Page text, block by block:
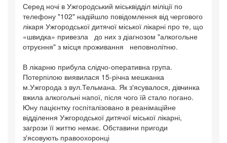
Серед ночі в Ужгородський міськвідділ міліції по
телефону "102" надійшло повідомлення від чергового
лікаря Ужгородської дитячої міської лікарні про те, що
«швидка» привезла до них з діагнозом "алкогольне
отруєння" з місця проживання неповнолітню.
В лікарню прибула слідчо-оперативна група.
Потерпілою виявилася 15-річна мешканка
м.Ужгорода з вул.Тельмана. Як з′ясувалося, дівчинка
вжила алкогольні напої, після чого їй стало погано.
Юну пацієнтку госпіталізовано в реанімаційне
відділення Ужгородської дитячої міської лікарні,
загрози її життю немає. Обставини пригоди
з′ясовують правоохоронці